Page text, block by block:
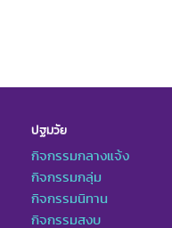
ปฐมวัย
กิจกรรมกลางแจ้ง
กิจกรรมกลุ่ม
กิจกรรมนิทาน
กิจกรรมสงบ